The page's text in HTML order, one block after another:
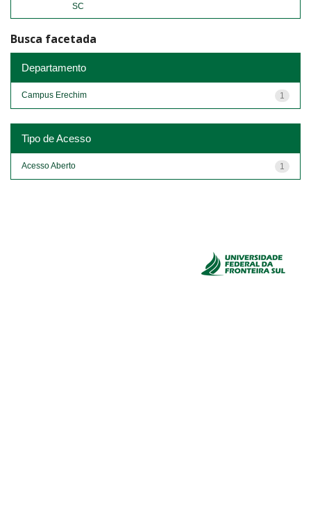
SC
Busca facetada
Departamento
1
Campus Erechim
Tipo de Acesso
1
Acesso Aberto